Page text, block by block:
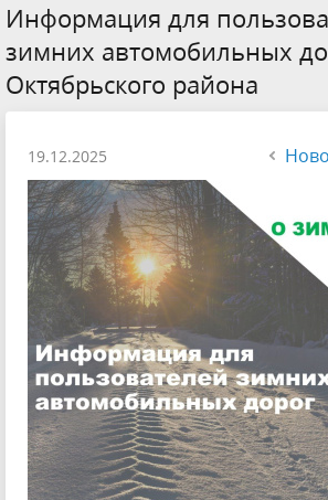
Информация для
зимних автомобильных
Октябрьского района
19.12.2025